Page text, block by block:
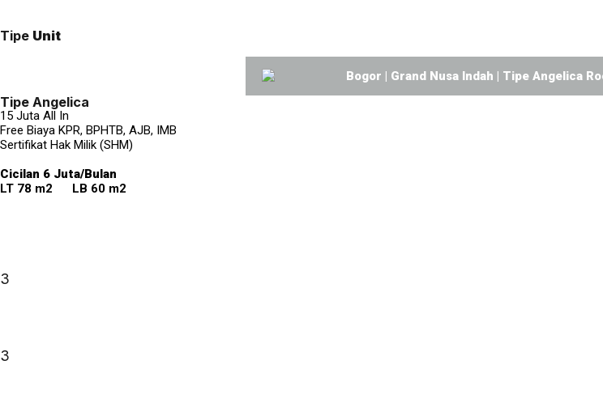
Tipe Unit
Tipe Angelica
15 Juta All In
Free Biaya KPR, BPHTB, AJB, IMB
Sertifikat Hak Milik (SHM)
Cicilan 6 Juta/Bulan
LT 78 m2 LB 60 m2
3
3